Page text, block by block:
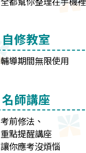
自修教室
輔導期間無限使用
名師講座
考前修法、
重點提醒講座
讓你應考沒煩惱